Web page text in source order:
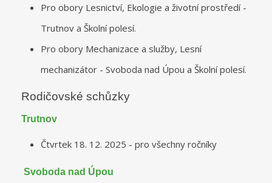
Pro obory Lesnictví, Ekologie a životní prostředí -
Trutnov a Školní polesí.
Pro obory Mechanizace a služby, Lesní
mechanizátor - Svoboda nad Úpou a Školní polesí.
Rodičovské schůzky
Trutnov
Čtvrtek 18. 12. 2025 - pro všechny ročníky
Svoboda nad Úpou